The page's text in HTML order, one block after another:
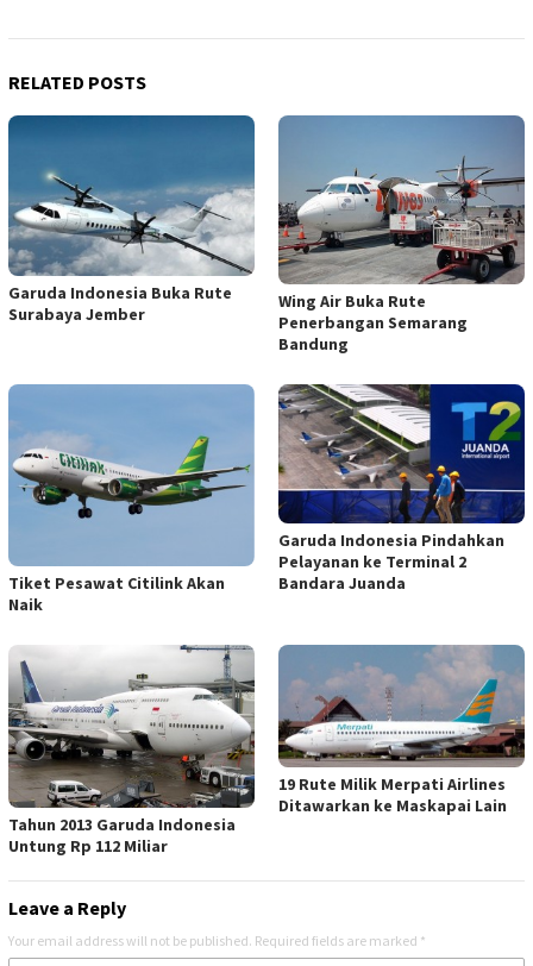
RELATED POSTS
Garuda Indonesia Buka Rute
Surabaya Jember
Wing Air Buka Rute
Penerbangan Semarang
Bandung
Tiket Pesawat Citilink Akan
Naik
Garuda Indonesia Pindahkan
Pelayanan ke Terminal 2
Bandara Juanda
Tahun 2013 Garuda Indonesia
Untung Rp 112 Miliar
19 Rute Milik Merpati Airlines
Ditawarkan ke Maskapai Lain
Leave a Reply
Your email address will not be published. Required fields are marked *